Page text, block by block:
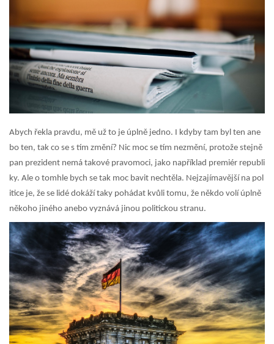
Abych řekla pravdu, mě už to je úplně jedno. I kdyby tam byl ten ane
bo ten, tak co se s tím změní? Nic moc se tím nezmění, protože stejně
pan prezident nemá takové pravomoci, jako například premiér republi
ky. Ale o tomhle bych se tak moc bavit nechtěla. Nejzajímavější na pol
itice je, že se lidé dokáží taky pohádat kvůli tomu, že někdo volí úplně
někoho jiného anebo vyznává jinou politickou stranu.